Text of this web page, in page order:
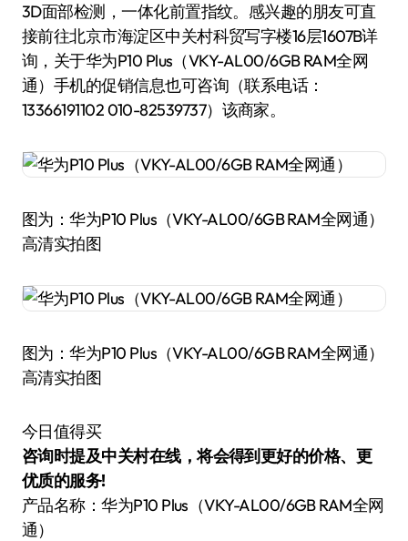
3D面部检测，一体化前置指纹。感兴趣的朋友可直
接前往北京市海淀区中关村科贸写字楼16层1607B详
询，关于华为P10 Plus（VKY-AL00/6GB RAM全网
通）手机的促销信息也可咨询（联系电话：
13366191102 010-82539737）该商家。
图为：华为P10 Plus（VKY-AL00/6GB RAM全网通）
高清实拍图
图为：华为P10 Plus（VKY-AL00/6GB RAM全网通）
高清实拍图
今日值得买
咨询时提及中关村在线，将会得到更好的价格、更
优质的服务!
产品名称：华为P10 Plus（VKY-AL00/6GB RAM全网
通）